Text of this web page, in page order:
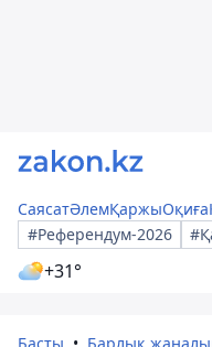
СаясатӘлемҚаржыОқиға
#Референдум-2026
+31°